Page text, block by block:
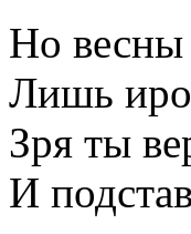
Но весны
Лишь
Зря ты
И